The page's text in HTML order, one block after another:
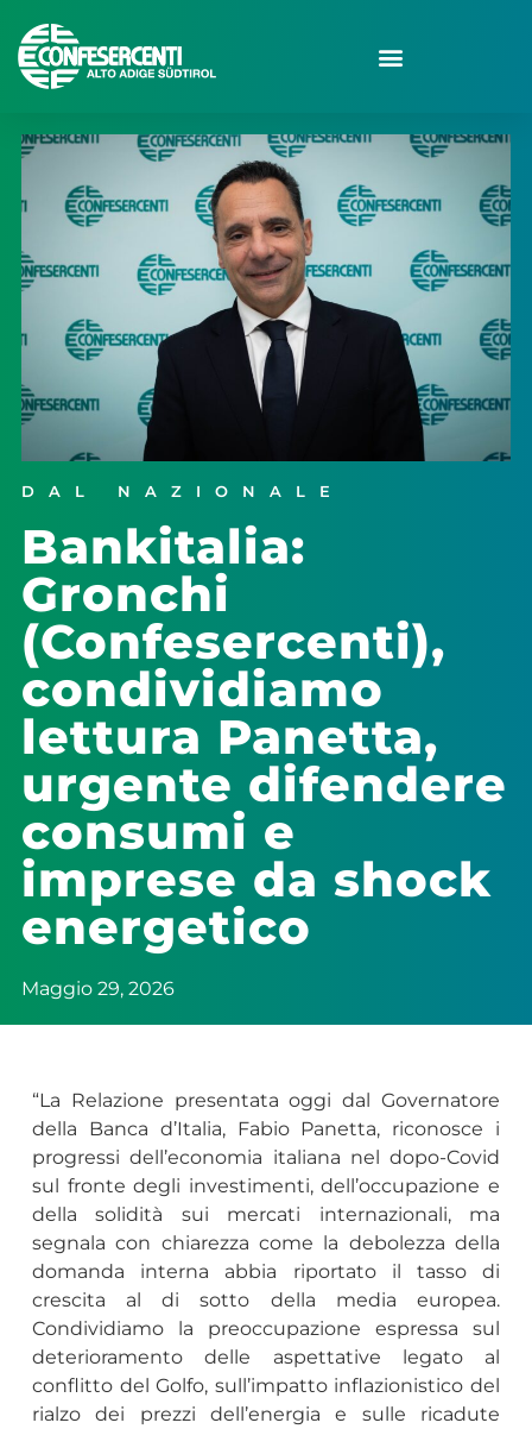
DAL NAZIONALE
Bankitalia:
Gronchi
(Confesercenti),
condividiamo
lettura Panetta,
urgente difendere
consumi e
imprese da shock
energetico
Maggio 29, 2026
“La Relazione presentata oggi dal Governatore
della Banca d’Italia, Fabio Panetta, riconosce i
progressi dell’economia italiana nel dopo-Covid
sul fronte degli investimenti, dell’occupazione e
della solidità sui mercati internazionali, ma
segnala con chiarezza come la debolezza della
domanda interna abbia riportato il tasso di
crescita al di sotto della media europea.
Condividiamo la preoccupazione espressa sul
deterioramento delle aspettative legato al
conflitto del Golfo, sull’impatto inflazionistico del
rialzo dei prezzi dell’energia e sulle ricadute